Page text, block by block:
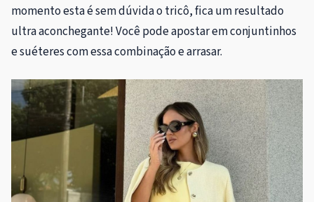
momento esta é sem dúvida o tricô, fica um resultado
ultra aconchegante! Você pode apostar em conjuntinhos
e suéteres com essa combinação e arrasar.